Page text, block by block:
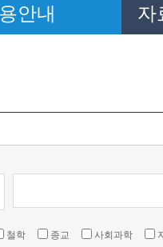
안내 자
철학 종교 사회과학